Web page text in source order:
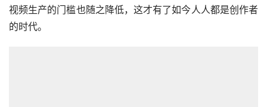
视频生产的门槛也随之降低，这才有了如今人人都是创作者
的时代。